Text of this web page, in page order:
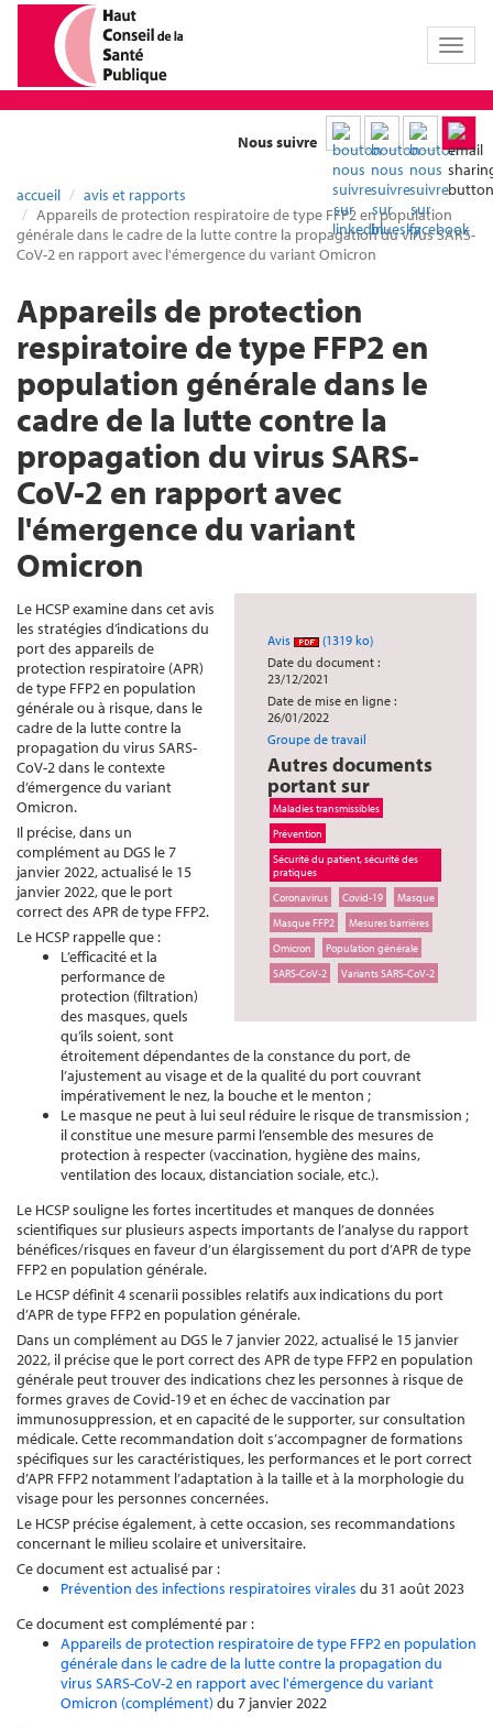
Toggle
Nous suivre
accueil
avis et rapports
Appareils de protection respiratoire de type FFP2 en population
générale dans le cadre de la lutte contre la propagation du virus SARS-
CoV-2 en rapport avec l'émergence du variant Omicron
Appareils de protection
respiratoire de type FFP2 en
population générale dans le
cadre de la lutte contre la
propagation du virus SARS-
CoV-2 en rapport avec
l'émergence du variant
Omicron
Avis
(1319 ko)
Date du document :
23/12/2021
Date de mise en ligne :
26/01/2022
Groupe de travail
Autres documents
portant sur
Maladies transmissibles
Prévention
Sécurité du patient, sécurité des
pratiques
Coronavirus
Covid-19
Masque
Masque FFP2
Mesures barrières
Omicron
Population générale
SARS-CoV-2
Variants SARS-CoV-2
Le HCSP examine dans cet avis
les stratégies d’indications du
port des appareils de
protection respiratoire (APR)
de type FFP2 en population
générale ou à risque, dans le
cadre de la lutte contre la
propagation du virus SARS-
CoV-2 dans le contexte
d’émergence du variant
Omicron.
Il précise, dans un
complément au DGS le 7
janvier 2022, actualisé le 15
janvier 2022, que le port
correct des APR de type FFP2.
Le HCSP rappelle que :
L’efficacité et la
performance de
protection (filtration)
des masques, quels
qu’ils soient, sont
étroitement dépendantes de la constance du port, de
l’ajustement au visage et de la qualité du port couvrant
impérativement le nez, la bouche et le menton ;
Le masque ne peut à lui seul réduire le risque de transmission ;
il constitue une mesure parmi l’ensemble des mesures de
protection à respecter (vaccination, hygiène des mains,
ventilation des locaux, distanciation sociale, etc.).
Le HCSP souligne les fortes incertitudes et manques de données
scientifiques sur plusieurs aspects importants de l’analyse du rapport
bénéfices/risques en faveur d’un élargissement du port d’APR de type
FFP2 en population générale.
Le HCSP définit 4 scenarii possibles relatifs aux indications du port
d’APR de type FFP2 en population générale.
Dans un complément au DGS le 7 janvier 2022, actualisé le 15 janvier
2022, il précise que le port correct des APR de type FFP2 en population
générale peut trouver des indications chez les personnes à risque de
formes graves de Covid-19 et en échec de vaccination par
immunosuppression, et en capacité de le supporter, sur consultation
médicale. Cette recommandation doit s’accompagner de formations
spécifiques sur les caractéristiques, les performances et le port correct
d’APR FFP2 notamment l’adaptation à la taille et à la morphologie du
visage pour les personnes concernées.
Le HCSP précise également, à cette occasion, ses recommandations
concernant le milieu scolaire et universitaire.
Ce document est actualisé par :
Prévention des infections respiratoires virales du 31 août 2023
Ce document est complémenté par :
Appareils de protection respiratoire de type FFP2 en population
générale dans le cadre de la lutte contre la propagation du
virus SARS-CoV-2 en rapport avec l'émergence du variant
Omicron (complément) du 7 janvier 2022